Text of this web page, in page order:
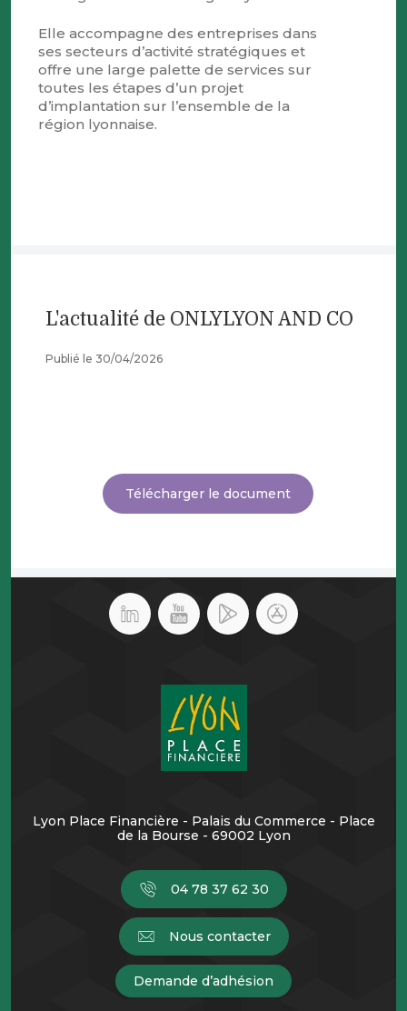
Elle accompagne des entreprises dans
ses secteurs d’activité stratégiques et
offre une large palette de services sur
toutes les étapes d’un projet
d’implantation sur l’ensemble de la
région lyonnaise.
L'actualité de ONLYLYON AND CO
Publié le 30/04/2026
Télécharger le document
Lyon Place Financière - Palais du Commerce - Place
de la Bourse - 69002 Lyon
04 78 37 62 30
Nous contacter
Demande d’adhésion